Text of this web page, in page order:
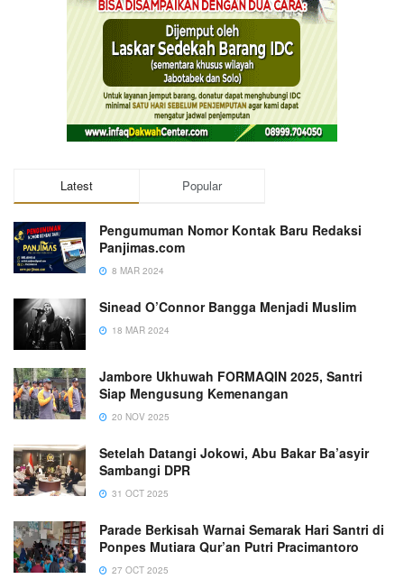
Latest Popular
Pengumuman Nomor Kontak Baru Redaksi
Panjimas.com
8 MAR 2024
Sinead O’Connor Bangga Menjadi Muslim
18 MAR 2024
Jambore Ukhuwah FORMAQIN 2025, Santri
Siap Mengusung Kemenangan
20 NOV 2025
Setelah Datangi Jokowi, Abu Bakar Ba’asyir
Sambangi DPR
31 OCT 2025
Parade Berkisah Warnai Semarak Hari Santri di
Ponpes Mutiara Qur’an Putri Pracimantoro
27 OCT 2025